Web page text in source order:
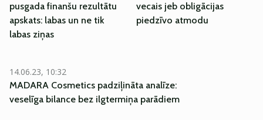
pusgada finanšu rezultātu
apskats: labas un ne tik
labas ziņas
vecais jeb obligācijas
piedzīvo atmodu
14.06.23, 10:32
MADARA Cosmetics padziļināta analīze:
veselīga bilance bez ilgtermiņa parādiem